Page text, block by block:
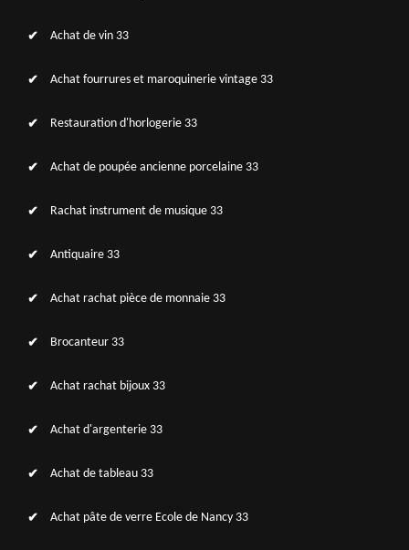
Achat de vin 33
Achat fourrures et maroquinerie vintage 33
Restauration d'horlogerie 33
Achat de poupée ancienne porcelaine 33
Rachat instrument de musique 33
Antiquaire 33
Achat rachat pièce de monnaie 33
Brocanteur 33
Achat rachat bijoux 33
Achat d'argenterie 33
Achat de tableau 33
Achat pâte de verre Ecole de Nancy 33